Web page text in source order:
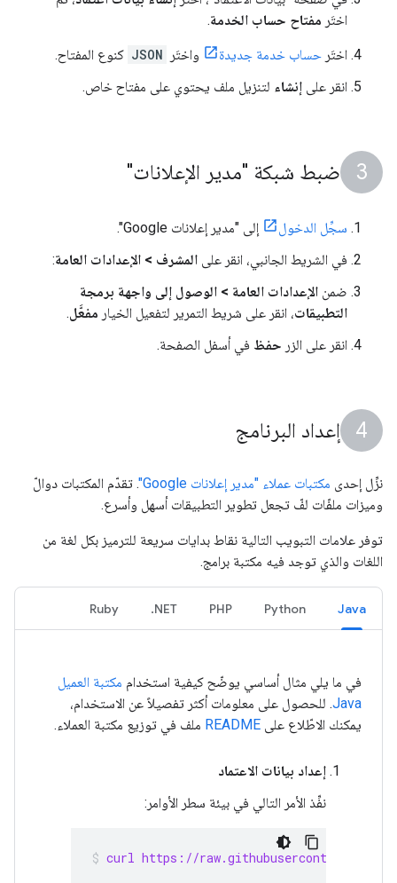
اختَر مفتاح حساب الخدمة.
اختَر حساب خدمة جديدة واختَر JSON كنوع المفتاح.
انقر على إنشاء لتنزيل ملف يحتوي على مفتاح خاص.
ضبط شبكة "مدير الإعلانات"
سجِّل الدخول
إلى "مدير إعلانات Google".
في الشريط الجانبي، انقر على المشرف > الإعدادات العامة:
ضمن الإعدادات العامة > الوصول إلى واجهة برمجة
التطبيقات، انقر على شريط التمرير لتفعيل الخيار مفعَّل.
انقر على الزر حفظ في أسفل الصفحة.
إعداد البرنامج
نزِّل إحدى مكتبات عملاء "مدير إعلانات Google"
. تقدّم المكتبات دوالّ
وميزات ملفّات لفّ تجعل تطوير التطبيقات أسهل وأسرع.
توفر علامات التبويب التالية نقاط بدايات سريعة للترميز بكل لغة من
اللغات والذي توجد فيه مكتبة برامج.
Java
Python
PHP
NET.
Ruby
في ما يلي مثال أساسي يوضّح كيفية استخدام مكتبة العميل
Java. للحصول على معلومات أكثر تفصيلاً عن الاستخدام،
يمكنك الاطّلاع على README ملف في توزيع مكتبة العملاء.
إعداد بيانات الاعتماد
نفِّذ الأمر التالي في بيئة سطر الأوامر:
curl https://raw.githubusercontent.com/